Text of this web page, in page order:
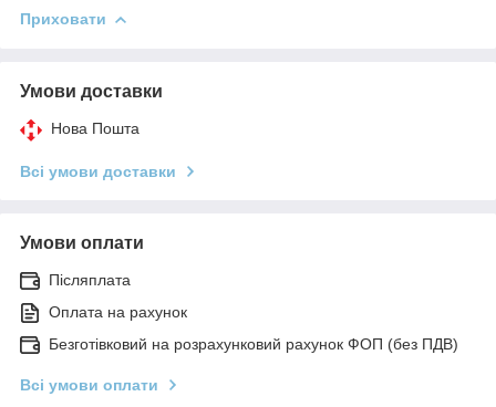
Приховати
Умови доставки
Нова Пошта
Всі умови доставки
Умови оплати
Післяплата
Оплата на рахунок
Безготівковий на розрахунковий рахунок ФОП (без ПДВ)
Всі умови оплати